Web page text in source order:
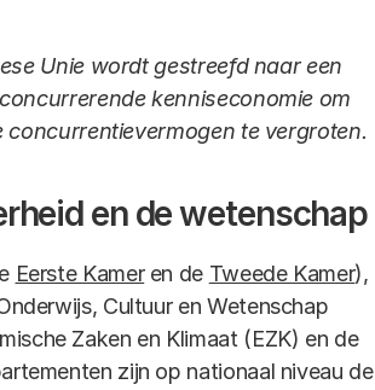
Unie wordt gestreefd naar een
kenniseconomie om
concurrentievermogen te vergroten.
en de wetenschap
Eerste Kameren de Tweede Kamer),
Cultuur en Wetenschap
Zaken en Klimaat (EZK) en de
zijn op nationaal niveau de